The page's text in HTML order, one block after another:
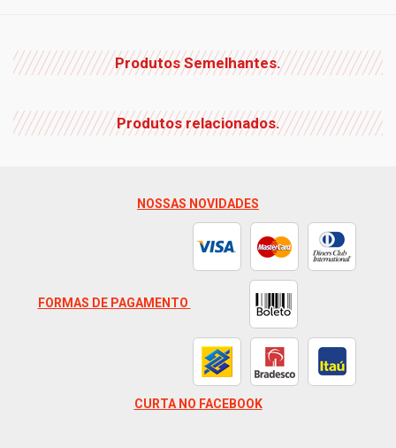
Produtos Semelhantes.
Produtos relacionados.
NOSSAS NOVIDADES
FORMAS DE PAGAMENTO
CURTA NO FACEBOOK